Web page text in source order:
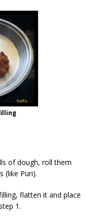
of dough, roll them
(like Puri).
flatten it and place
1.